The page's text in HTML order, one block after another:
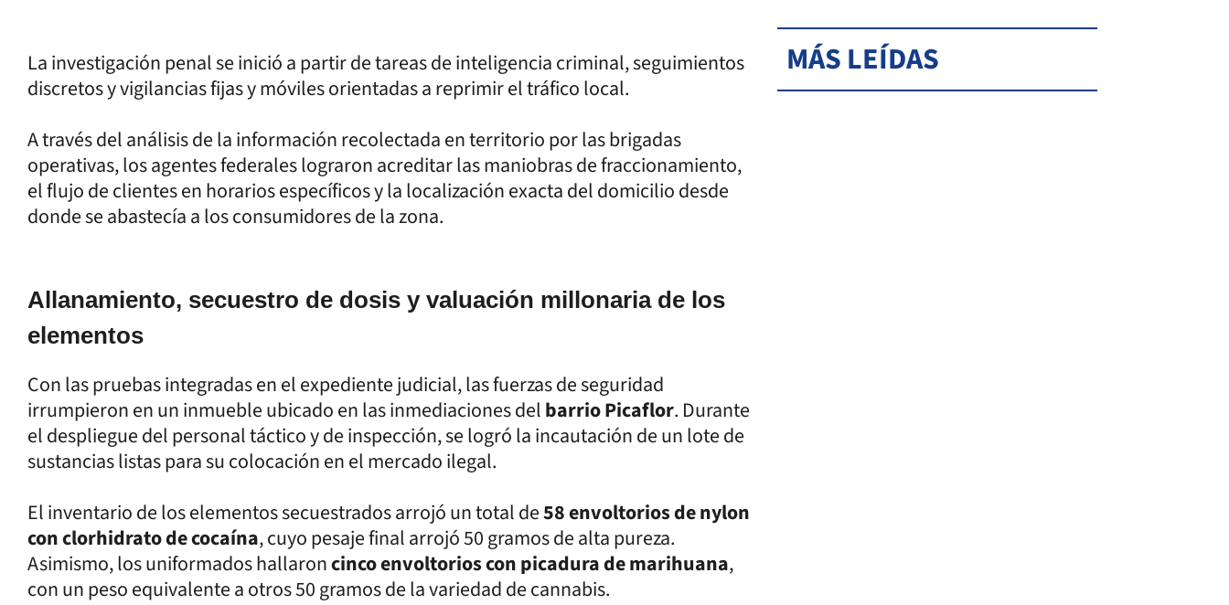
La investigación penal se inició a partir de tareas de inteligencia criminal, seguimientos
discretos y vigilancias fijas y móviles orientadas a reprimir el tráfico local.
A través del análisis de la información recolectada en territorio por las brigadas
operativas, los agentes federales lograron acreditar las maniobras de fraccionamiento,
el flujo de clientes en horarios específicos y la localización exacta del domicilio desde
donde se abastecía a los consumidores de la zona.
Allanamiento, secuestro de dosis y valuación millonaria de los
elementos
Con las pruebas integradas en el expediente judicial, las fuerzas de seguridad
irrumpieron en un inmueble ubicado en las inmediaciones delbarrio Picaflor. Durante
el despliegue del personal táctico y de inspección, se logró la incautación de un lote de
sustancias listas para su colocación en el mercado ilegal.
El inventario de los elementos secuestrados arrojó un total de58 envoltorios de nylon
con clorhidrato de cocaína, cuyo pesaje final arrojó 50 gramos de alta pureza.
Asimismo, los uniformados hallaroncinco envoltorios con picadura de marihuana,
con un peso equivalente a otros 50 gramos de la variedad de cannabis.
MÁS LEÍDAS